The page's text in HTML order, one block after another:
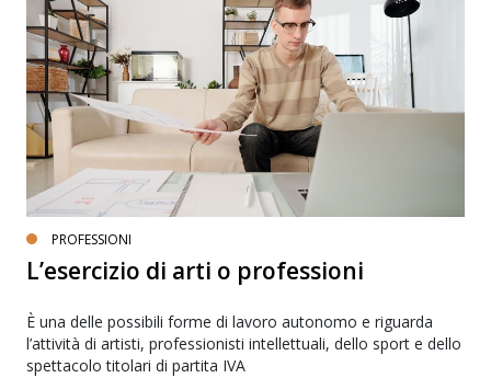
PROFESSIONI
L’esercizio di arti o professioni
È una delle possibili forme di lavoro autonomo e riguarda
l’attività di artisti, professionisti intellettuali, dello sport e dello
spettacolo titolari di partita IVA